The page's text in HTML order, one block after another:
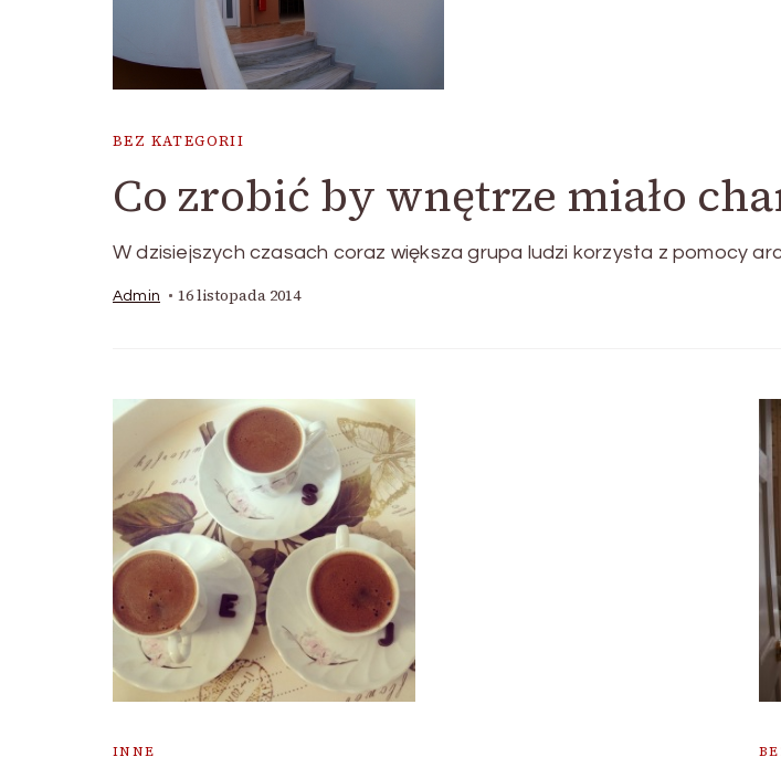
BEZ KATEGORII
Co zrobić by wnętrze miało
W dzisiejszych czasach coraz większa grupa ludzi korzysta z pomocy
Admin 16 listopada 2014
INNE